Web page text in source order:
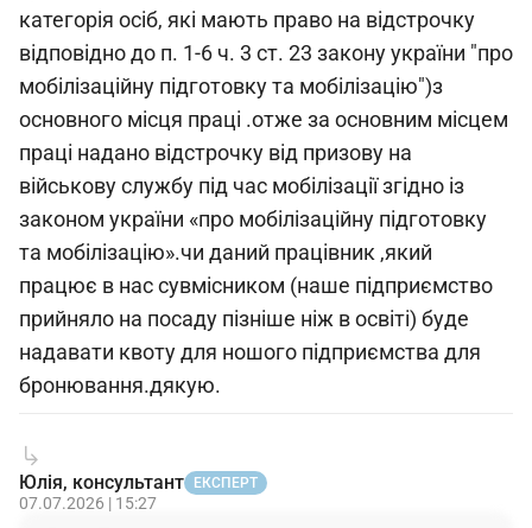
категорія осіб, які мають право на відстрочку
відповідно до п. 1-6 ч. 3 ст. 23 закону україни "про
мобілізаційну підготовку та мобілізацію")з
основного місця праці .отже за основним місцем
праці надано відстрочку від призову на
військову службу під час мобілізації згідно із
законом україни «про мобілізаційну підготовку
та мобілізацію».чи даний працівник ,який
працює в нас сувмісником (наше підприємство
прийняло на посаду пізніше ніж в освіті) буде
надавати квоту для ношого підприємства для
бронювання.дякую.
Юлія, консультант ЕКСПЕРТ
07.07.2026 | 15:27